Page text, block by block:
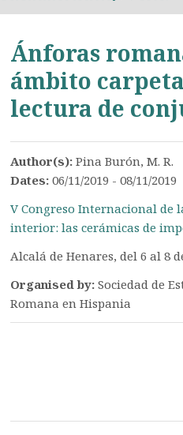
Ánforas
ámbito
lectura de
Author(s):Pina Burón, M. R.
Dates:06/11/2019 - 08/11/2019
V Congreso Internacional de
interior: las cerámicas de
Alcalá de Henares, del 6 al 8
Organised by:Sociedad de
Romana en Hispania